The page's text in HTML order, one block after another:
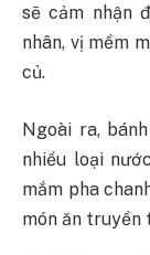
sẽ cảm nhận
nhân, vị mềm
củ.
Ngoài ra,
nhiều loại
mắm pha
món ăn truyền